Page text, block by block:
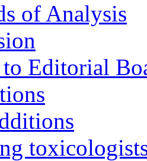
of Analysis
to Editorial